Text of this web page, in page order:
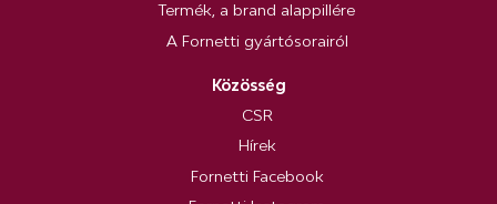
Termék, a brand alappillére
A Fornetti gyártósorairól
Közösség
CSR
Hírek
Fornetti Facebook